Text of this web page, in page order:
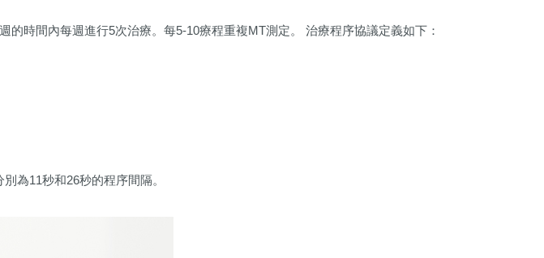
時間內每週進行5次治療。每5-10療程重複MT測定。 治療程序協議定義如下：
為11秒和26秒的程序間隔。